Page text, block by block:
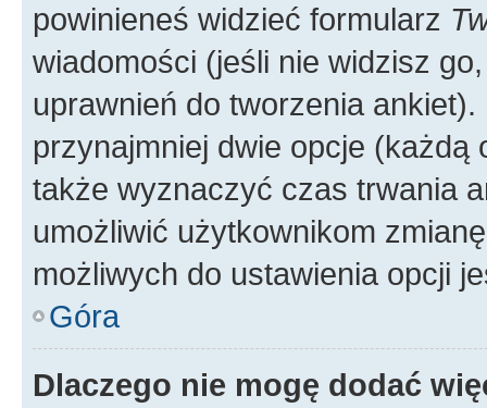
powinieneś widzieć formularz
wiadomości (jeśli nie widzisz
uprawnień do tworzenia
przynajmniej dwie opcje
także wyznaczyć czas trwania
umożliwić użytkownikom
możliwych do ustawienia opcji
Góra
Dlaczego nie mogę dodać